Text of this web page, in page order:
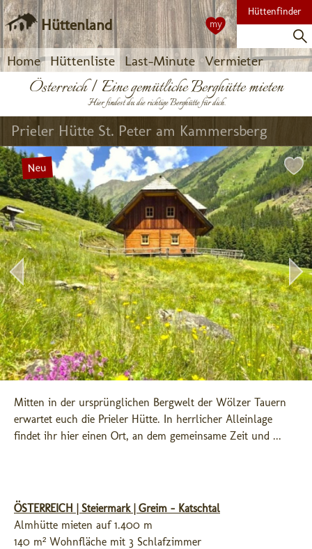
Hüttenland
Home Hüttenliste Last-Minute Vermieter
Hüttenfinder
my
Österreich | Eine gemütliche Berghütte mieten
Hier findest du die richtige Berghütte für dich.
Prieler Hütte St. Peter am Kammersberg
Neu
Mitten in der ursprünglichen Bergwelt der Wölzer Tauern
erwartet euch die Prieler Hütte. In herrlicher Alleinlage
findet ihr hier einen Ort, an dem gemeinsame Zeit und ...
ÖSTERREICH | Steiermark | Greim - Katschtal
Almhütte mieten auf 1.400 m
140 m² Wohnfläche mit 3 Schlafzimmer